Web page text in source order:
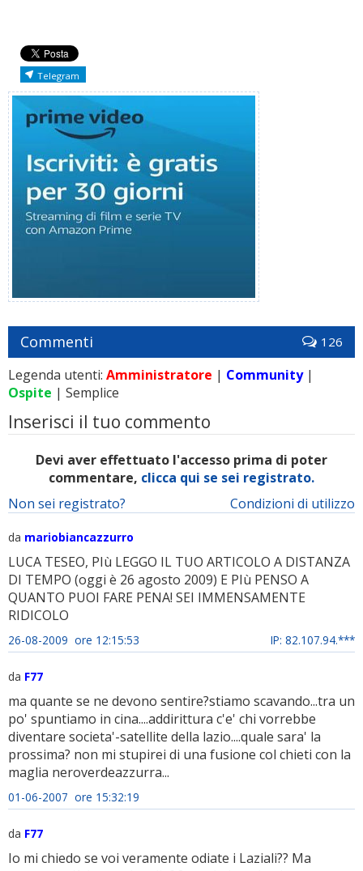
Telegram
Commenti 126
Legenda utenti: Amministratore | Community|
Ospite | Semplice
Inserisci il tuo commento
Devi aver effettuato l'accesso prima di poter
commentare, clicca qui se sei registrato.
Condizioni di utilizzo
Non sei registrato?
da mariobiancazzurro
LUCA TESEO, PIù LEGGO IL TUO ARTICOLO A DISTANZA
DI TEMPO (oggi è 26 agosto 2009) E PIù PENSO A
QUANTO PUOI FARE PENA! SEI IMMENSAMENTE
RIDICOLO
26-08-2009 ore 12:15:53 IP: 82.107.94.***
da F77
ma quante se ne devono sentire?stiamo scavando...tra un
po' spuntiamo in cina....addirittura c'e' chi vorrebbe
diventare societa'-satellite della lazio....quale sara' la
prossima? non mi stupirei di una fusione col chieti con la
maglia neroverdeazzurra...
01-06-2007 ore 15:32:19
da F77
Io mi chiedo se voi veramente odiate i Laziali?? Ma